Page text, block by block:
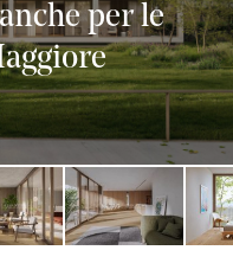
per le